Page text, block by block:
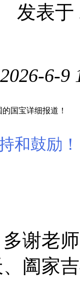
发表于
6-9
国宝详细报道！
和鼓励！
谢老
、阖家